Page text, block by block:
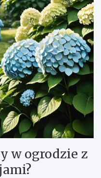
w ogrodzie z